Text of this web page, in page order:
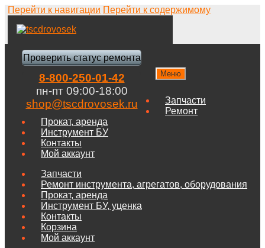
Перейти к навигации Перейти к содержимому
Проверить статус ремонта
8-800-250-01-42
пн-пт 09:00-18:00
shop@tscdrovosek.ru
Меню
Запчасти
Ремонт
Прокат, аренда
Инструмент БУ
Контакты
Мой аккаунт
Запчасти
Ремонт инструмента, агрегатов, оборудования
Прокат, аренда
Инструмент БУ, уценка
Контакты
Корзина
Мой аккаунт